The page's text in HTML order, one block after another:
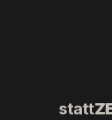
statt